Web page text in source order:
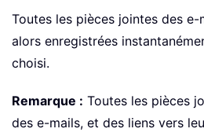
Toutes les pièces jointes des
alors enregistrées
choisi.
Remarque : Toutes les pièces
des e-mails, et des liens vers